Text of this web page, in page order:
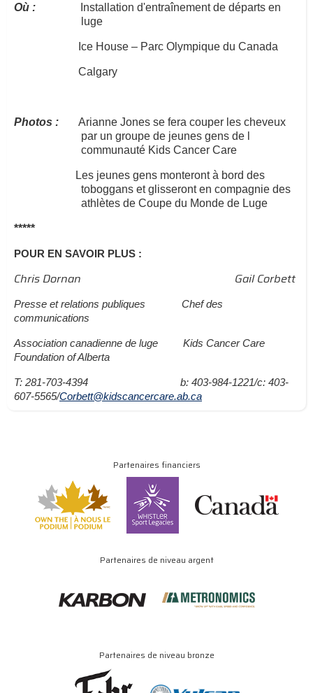
Où :
Installation d'entraînement de départs en
luge
Ice House – Parc Olympique du Canada
Calgary
Photos :
Arianne Jones se fera couper les cheveux
par un groupe de jeunes gens de l
communauté Kids Cancer Care
Les jeunes gens monteront à bord des
toboggans et glisseront en compagnie des
athlètes de Coupe du Monde de Luge
*****
POUR EN SAVOIR PLUS :
Chris Dornan Gail Corbett
Presse et relations publiques
Chef des
communications
Association canadienne de luge
Kids Cancer Care
Foundation of Alberta
T: 281-703-4394
b: 403-984-1221/c: 403-
607-5565/Corbett@kidscancercare.ab.ca
Partenaires financiers
Partenaires de niveau argent
Partenaires de niveau bronze